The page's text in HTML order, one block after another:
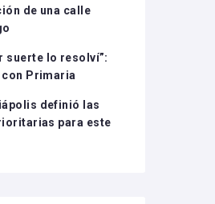
de una calle
suerte lo resolví”:
con Primaria
definió las
para este